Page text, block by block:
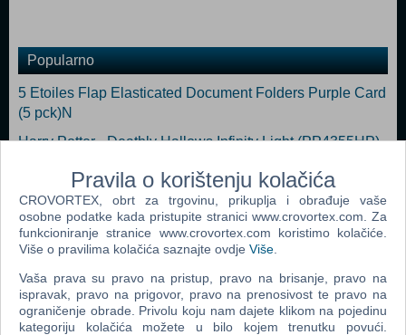
Popularno
5 Etoiles Flap Elasticated Document Folders Purple Card
(5 pck)N
Harry Potter - Deathly Hallows Infinity Light (PP4355HP)
L.O.L Surprise Glam Single Duvet (N)
5 ETOILES Organiser File with 13 Compartments and
Pockets (N)
Deadpool - Marvel Dark Edition - Licensed Metal Poster
(N)
Pravila o korištenju kolačića
CROVORTEX, obrt za trgovinu, prikuplja i obrađuje vaše
osobne podatke kada pristupite stranici www.crovortex.com. Za
funkcioniranje stranice www.crovortex.com koristimo kolačiće.
Više o pravilima kolačića saznajte ovdje Više
Vaša prava su pravo na pristup, pravo na brisanje, pravo na
ispravak, pravo na prigovor, pravo na prenosivost te pravo na
ograničenje obrade. Privolu koju nam dajete klikom na pojedinu
kategoriju kolačića možete u bilo kojem trenutku povući.